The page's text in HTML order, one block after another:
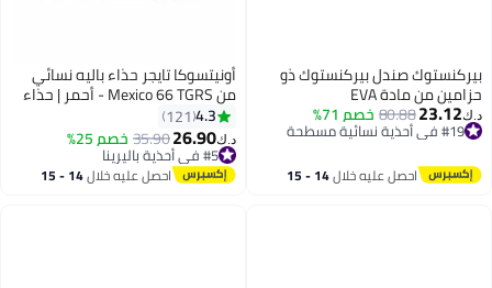
بيركنستوك صندل بيركنستوك ذو
حزامين من مادة EVA
د.ك‏23.12
80.88خصم 71%
#19 في أحذية نسائية مسطحة
احصل عليه خلال 14 - 15
13
أونيتسوكا تايجر حذاء باليه نسائي
من Mexico 66 TGRS - أحمر | حذاء
ماري جين مريح وأنيق للارتداء
اليومي
4.3
121
د.ك‏26.90
35.90خصم 25%
#5 في أحذية باليرينا
#5 في أحذية باليرينا احصل عليه خلال 14 - 15